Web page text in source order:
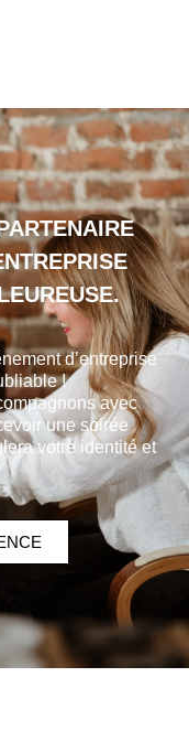
d’entreprise
!
avec
une soirée
votre identité et